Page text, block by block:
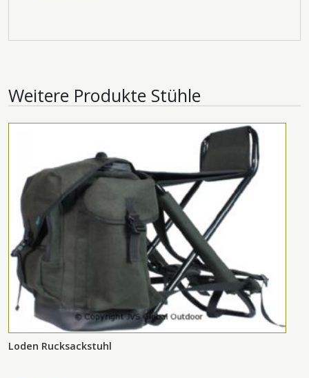
Weitere Produkte Stühle
Loden Rucksackstuhl